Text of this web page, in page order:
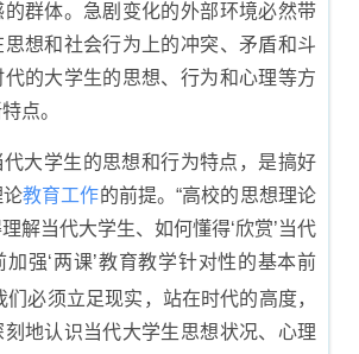
群体。急剧变化的外部环境必然带
思想和社会行为上的冲突、矛盾和斗
的大学生的思想、行为和心理等方
点。
大学生的思想和行为特点，是搞好
论教育工作的前提。“高校的思想理论
解当代大学生、如何懂得‘欣赏’当代
强‘两课’教育教学针对性的基本前
们必须立足现实，站在时代的高度，
地认识当代大学生思想状况、心理